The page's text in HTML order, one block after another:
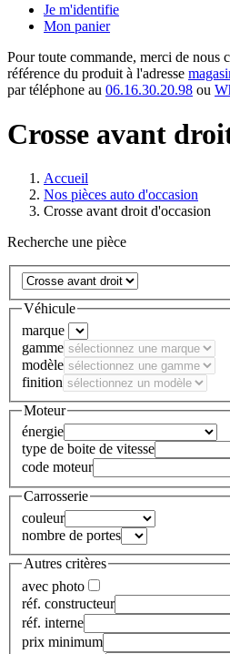
Je m'identifie
Mon panier
Pour toute commande, merci de nous
référence du produit à l'adresse
par téléphone au 06.16.30.20.98 ou
Crosse avant
Accueil
Nos pièces auto d'occasion
Crosse avant droit d'occasion
Recherche une pièce
Véhicule
marque
gamme
modèle
finition
Moteur
énergie
type de boite de vitesse
code moteur
Carrosserie
couleur
nombre de portes
Autres critères
avec photo
réf. constructeur
réf. interne
prix minimum